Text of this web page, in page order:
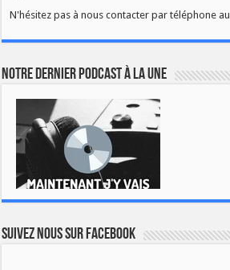
N'hésitez pas à nous contacter par téléphone au
Notre dernier podcast à la une
Suivez nous sur Facebook